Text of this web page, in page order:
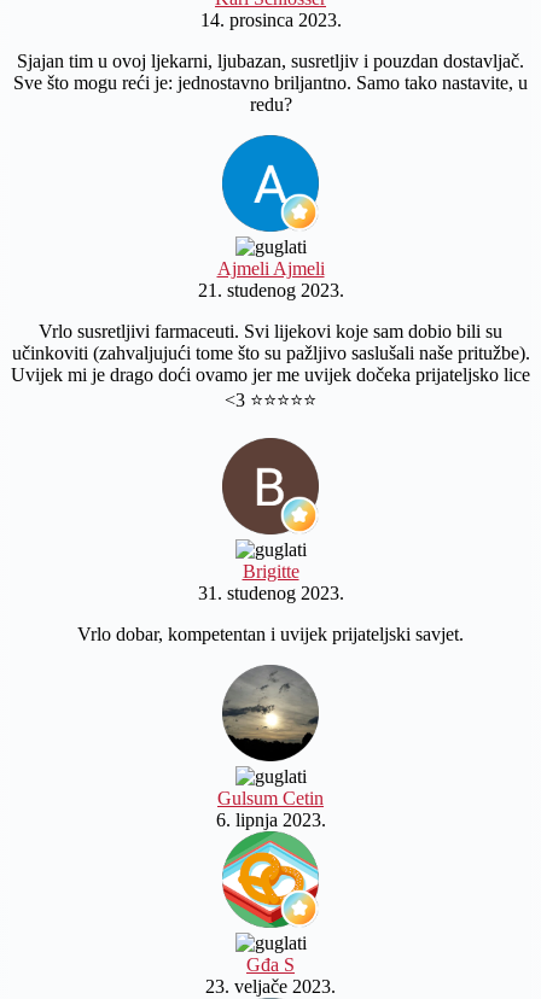
14. prosinca 2023.
Sjajan tim u ovoj ljekarni, ljubazan, susretljiv i pouzdan dostavljač.
Sve što mogu reći je: jednostavno briljantno. Samo tako nastavite, u
redu?
Ajmeli Ajmeli
21. studenog 2023.
Vrlo susretljivi farmaceuti. Svi lijekovi koje sam dobio bili su
učinkoviti (zahvaljujući tome što su pažljivo saslušali naše pritužbe).
Uvijek mi je drago doći ovamo jer me uvijek dočeka prijateljsko lice
<3 ⭐️⭐️⭐️⭐️⭐️
Brigitte
31. studenog 2023.
Vrlo dobar, kompetentan i uvijek prijateljski savjet.
Gulsum Cetin
6. lipnja 2023.
Gđa S
23. veljače 2023.